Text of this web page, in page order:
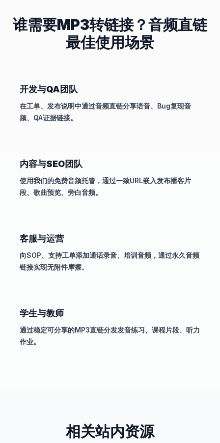
谁需要MP3转链接？音频直链
最佳使用场景
开发与QA团队
在工单、发布说明中通过音频直链分享语音、Bug复现音
频、QA证据链接。
内容与SEO团队
使用我们的免费音频托管，通过一致URL嵌入发布播客片
段、歌曲预览、旁白音频。
客服与运营
向SOP、支持工单添加通话录音、培训音频，通过永久音频
链接实现无附件摩擦。
学生与教师
通过稳定可分享的MP3直链分发发音练习、课程片段、听力
作业。
相关站内资源